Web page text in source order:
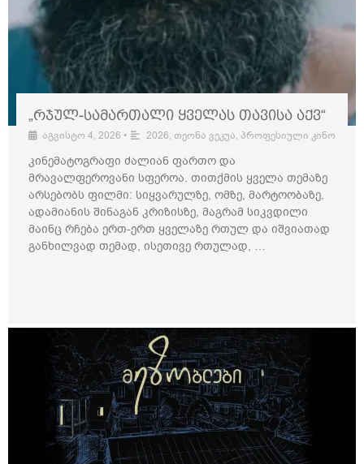
„რჯულ-სამართალი ყველას თავისა აქვ“
აგვისტო 4, 2026 • 2026, თეონა ვეკუა, პროფესიული კინო
კინემატოგრაფი ძალიან ფართო და
მრავალფეროვანი სფეროა. თითქმის ყველა თემაზე
არსებობს ფილმი: სიყვარულზე, ომზე, მარტოობაზე,
ადამიანის შინაგან კრიზისზე, მაგრამ სიკვდილი
მაინც რჩება ერთ-ერთ ყველაზე რთულ და იშვიათად
განხილვად თემად, ისეთივე რთულად, …